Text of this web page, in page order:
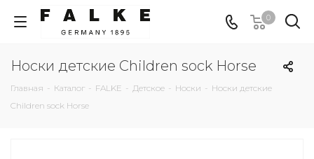
0
Носки детские Children sock Horse
Главная - Каталог - FALKE - Детское - Носки - Носки детские
Children sock Horse